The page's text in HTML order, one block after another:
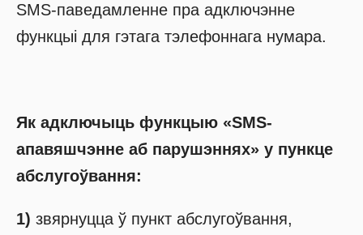
SMS-паведамленне пра адключэнне
функцыі для гэтага тэлефоннага нумара.
Як адключыць функцыю «SMS-
апавяшчэнне аб парушэннях» у пункце
абслугоўвання:
1) звярнуцца ў пункт абслугоўвання,